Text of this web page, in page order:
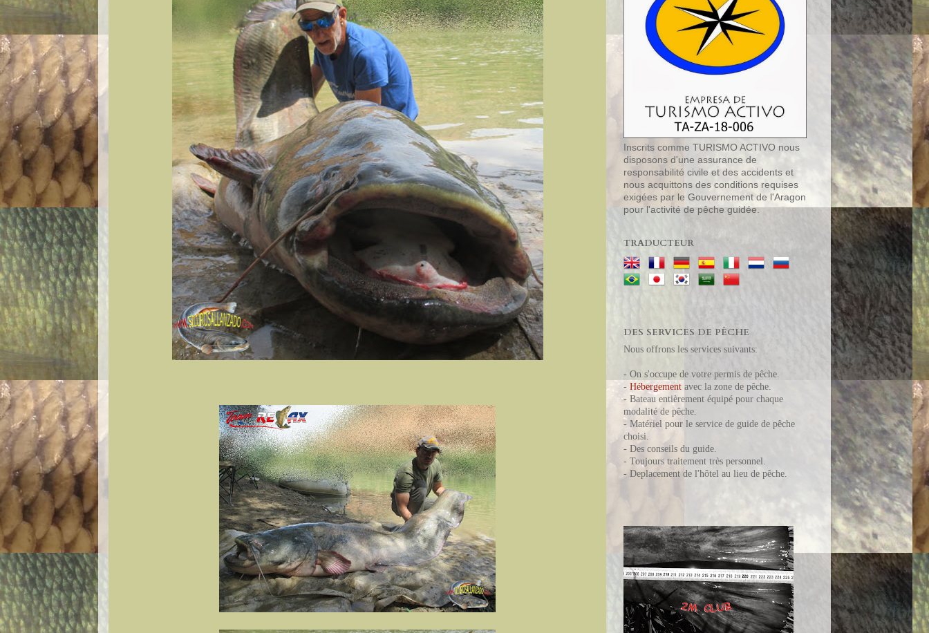
Inscrits comme TURISMO ACTIVO nous
disposons d'une assurance de
responsabilité civile et des accidents et
nous acquittons des conditions requises
exigées par le Gouvernement de l'Aragon
pour l'activité de pêche guidée.
TRADUCTEUR
DES SERVICES DE PÊCHE
Nous offrons les services suivants:
- On s'occupe de votre permis de pêche.
- Hébergement avec la zone de pêche.
- Bateau entièrement équipé pour chaque
modalité de pêche.
- Matériel pour le service de guide de pêche
choisi.
- Des conseils du guide.
- Toujours traitement très personnel.
- Deplacement de l'hôtel au lieu de pêche.